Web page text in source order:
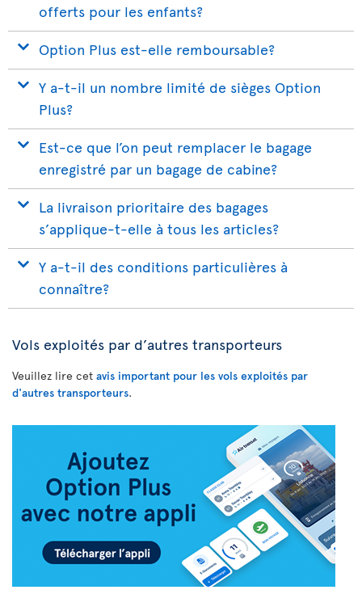
offerts pour les enfants?
Option Plus est-elle remboursable?
Y a-t-il un nombre limité de sièges Option
Plus?
Est-ce que l’on peut remplacer le bagage
enregistré par un bagage de cabine?
La livraison prioritaire des bagages
s’applique-t-elle à tous les articles?
Y a-t-il des conditions particulières à
connaître?
Vols exploités par d’autres transporteurs
Veuillez lire cet avis important pour les vols exploités par
d'autres transporteurs.